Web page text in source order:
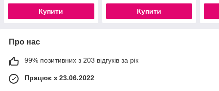
Купити Купити
Про нас
99% позитивних з 203 відгуків за рік
Працює з 23.06.2022